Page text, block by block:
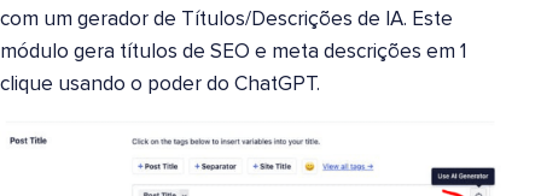
com um gerador de Títulos/Descrições de IA. Este
módulo gera títulos de SEO e meta descrições em 1
clique usando o poder do ChatGPT.